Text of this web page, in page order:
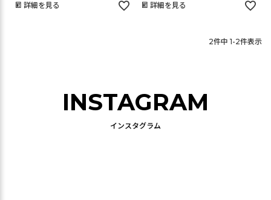
詳細を見る 詳細を見る
2件中 1-2件表示
INSTAGRAM
インスタグラム